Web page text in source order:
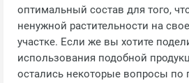
оптимальный состав для того,
ненужной растительности на
участке. Если же вы хотите
использования подобной
остались некоторые вопросы по